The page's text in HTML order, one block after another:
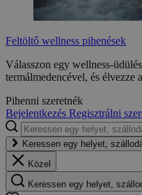
Feltöltő wellness pihenések
Válasszon egy wellness-
termálmedencével, és élvezze
Pihenni szeretnék
Bejelentkezés Regisztrálni
Keressen egy helyet,
Közel
Keressen egy helyet,